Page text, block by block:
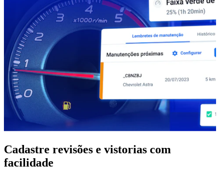
Cadastre revisões e vistorias com
facilidade